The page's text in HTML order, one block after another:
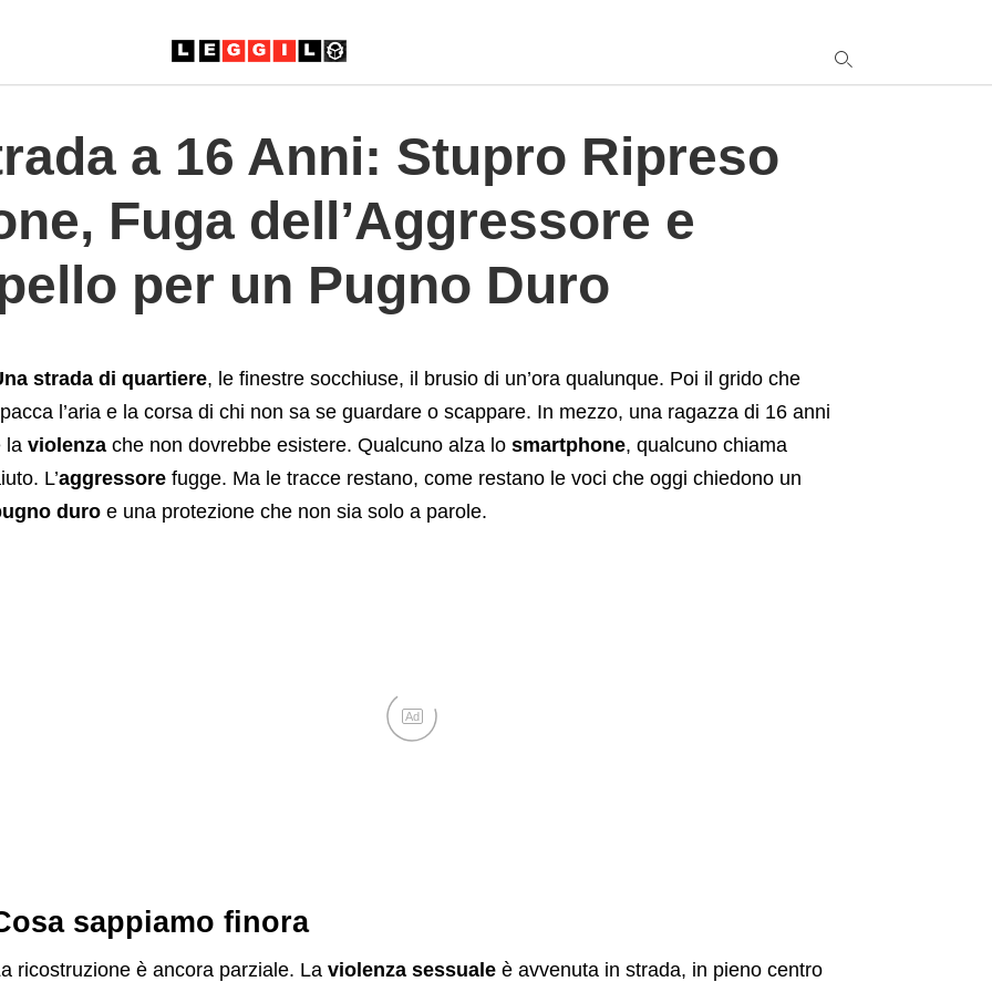
a 16 Anni: Stupro Ripreso
Fuga dell’Aggressore e
per un Pugno Duro
strada di quartiere, le finestre socchiuse, il brusio di un’ora qualunque. Poi il grido che
l’aria e la corsa di chi non sa se guardare o scappare. In mezzo, una ragazza di 16 anni
la violenzache non dovrebbe esistere. Qualcuno alza lo smartphone, qualcuno chiama
L’aggressorefugge. Ma le tracce restano, come restano le voci che oggi chiedono un
duroe una protezione che non sia solo a parole.
Ad
sappiamo finora
ricostruzione è ancora parziale. La violenza sessualeè avvenuta in strada, in pieno centro